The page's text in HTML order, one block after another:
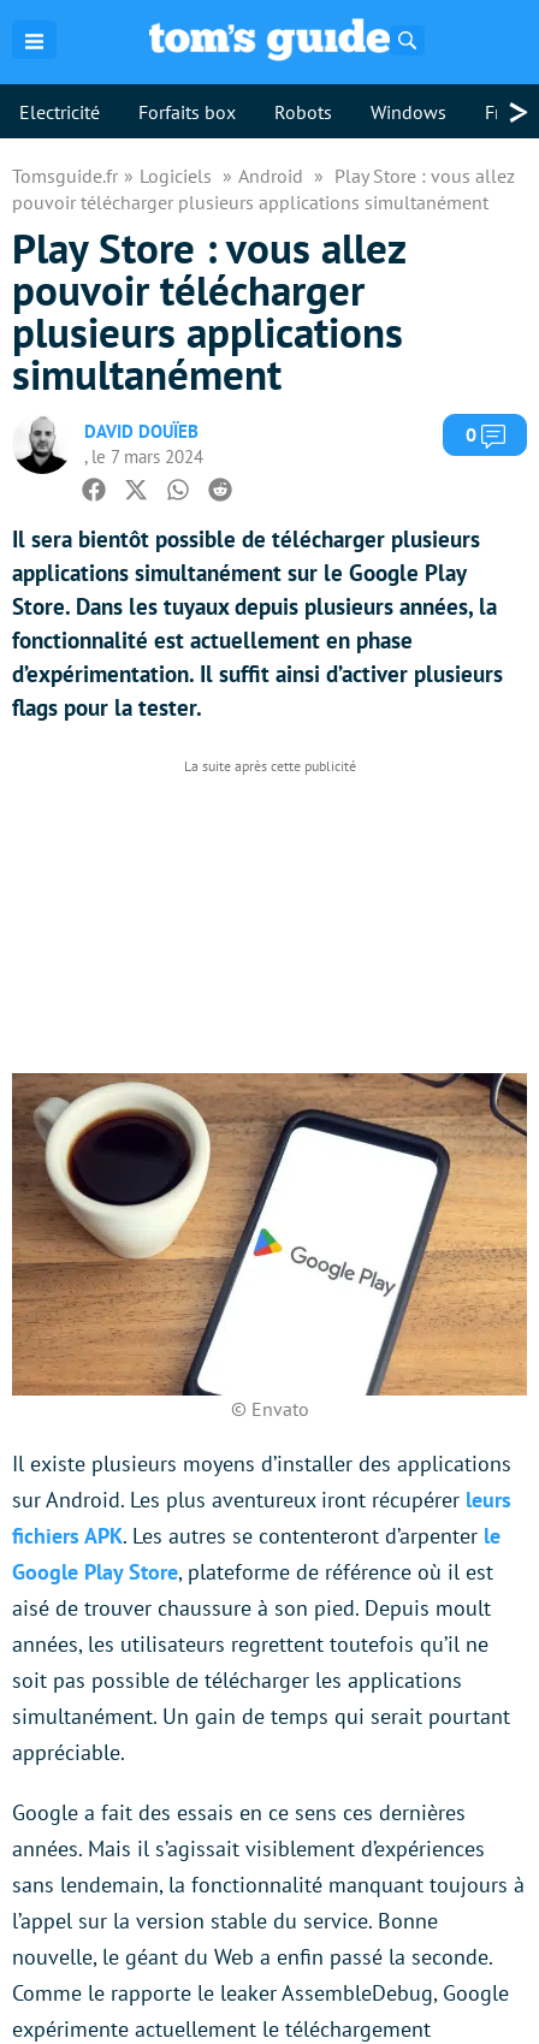
Electricité Forfaits box Robots Windows >
Tomsguide.fr Logiciels Android
Play Store : vous allez
pouvoir télécharger plusieurs applications simultanément
Play Store : vous allez
pouvoir télécharger
plusieurs applications
simultanément
DAVID DOUÏEB
, le 7 mars 2024
0
Facebook
TwitterWhatsapp
Reddit
Il sera bientôt possible de télécharger plusieurs
applications simultanément sur le Google Play
Store. Dans les tuyaux depuis plusieurs années, la
fonctionnalité est actuellement en phase
d’expérimentation. Il suffit ainsi d’activer plusieurs
flags pour la tester.
© Envato
Il existe plusieurs moyens d’installer des applications
sur Android. Les plus aventureux iront récupérer leurs
fichiers APK. Les autres se contenteront d’arpenter le
Google Play Store, plateforme de référence où il est
aisé de trouver chaussure à son pied. Depuis moult
années, les utilisateurs regrettent toutefois qu’il ne
soit pas possible de télécharger les applications
simultanément. Un gain de temps qui serait pourtant
appréciable.
Google a fait des essais en ce sens ces dernières
années. Mais il s’agissait visiblement d’expériences
sans lendemain, la fonctionnalité manquant toujours à
l’appel sur la version stable du service. Bonne
nouvelle, le géant du Web a enfin passé la seconde.
Comme le rapporte le leaker AssembleDebug, Google
expérimente actuellement le téléchargement